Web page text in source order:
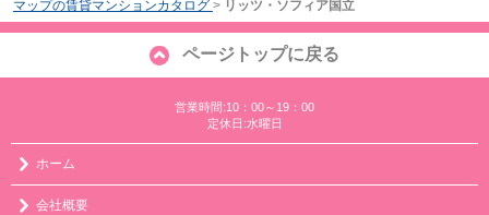
マップの賃貸マンションカタログ > リッツ・ソフィア国立
ページトップに戻る
営業時間:10：00～19：00
定休日:水曜日
ホーム
会社概要